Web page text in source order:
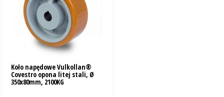
Koło napędowe Vulkollan®
Covestro opona litej stali, Ø
350x80mm, 2100KG